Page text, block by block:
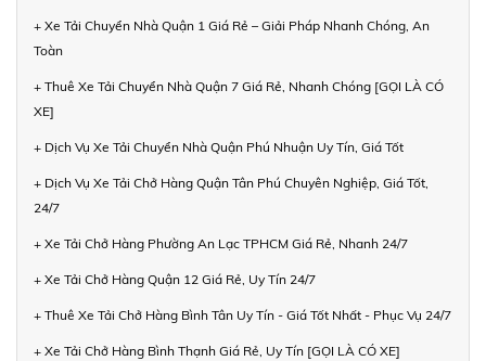
+ Xe Tải Chuyển Nhà Quận 1 Giá Rẻ – Giải Pháp Nhanh Chóng, An
Toàn
+ Thuê Xe Tải Chuyển Nhà Quận 7 Giá Rẻ, Nhanh Chóng [GỌI LÀ CÓ
XE]
+ Dịch Vụ Xe Tải Chuyển Nhà Quận Phú Nhuận Uy Tín, Giá Tốt
+ Dịch Vụ Xe Tải Chở Hàng Quận Tân Phú Chuyên Nghiệp, Giá Tốt,
24/7
+ Xe Tải Chở Hàng Phường An Lạc TPHCM Giá Rẻ, Nhanh 24/7
+ Xe Tải Chở Hàng Quận 12 Giá Rẻ, Uy Tín 24/7
+ Thuê Xe Tải Chở Hàng Bình Tân Uy Tín - Giá Tốt Nhất - Phục Vụ 24/7
+ Xe Tải Chở Hàng Bình Thạnh Giá Rẻ, Uy Tín [GỌI LÀ CÓ XE]